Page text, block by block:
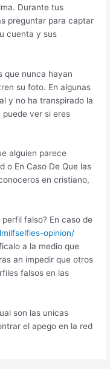
Durante tus
preguntar para captar
cuenta y sus
que nunca hayan
su foto. En algunas
y no ha transpirado la
ver si eres
alguien parece
o En Caso De Que las
en cristiano,
falso? En caso de
opinion/
a la medio que
an impedir que otros
falsos en las
son las unicas
el apego en la red